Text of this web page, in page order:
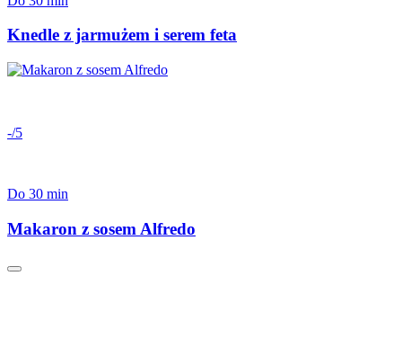
Knedle z jarmużem i serem feta
-/5
Do 30 min
Makaron z sosem Alfredo